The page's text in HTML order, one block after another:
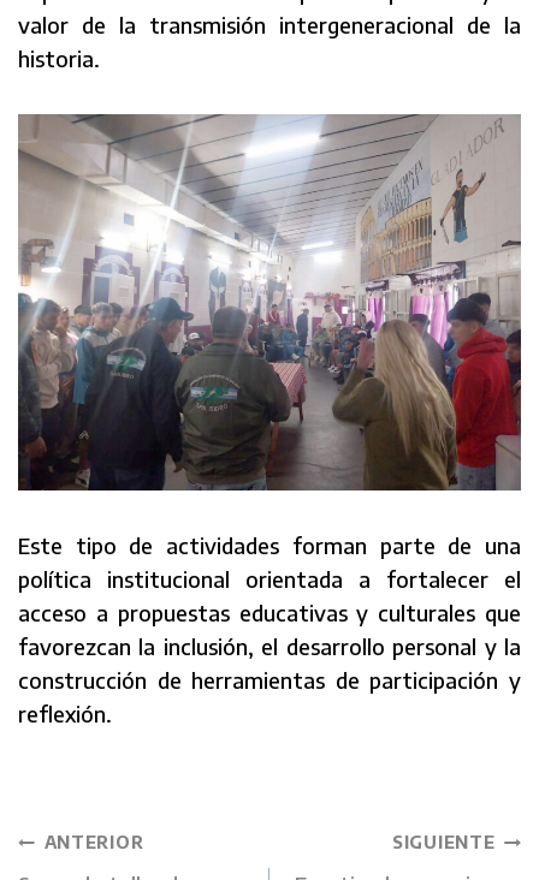
valor de la transmisión intergeneracional de la
historia.
Este tipo de actividades forman parte de una
política institucional orientada a fortalecer el
acceso a propuestas educativas y culturales que
favorezcan la inclusión, el desarrollo personal y la
construcción de herramientas de participación y
reflexión.
Navegación
ANTERIOR SIGUIENTE